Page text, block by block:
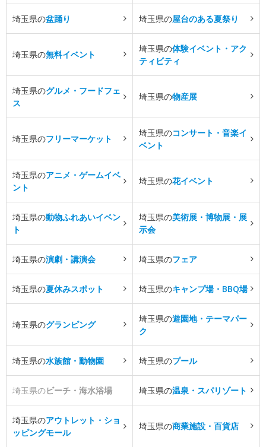
埼玉県の盆踊り 埼玉県の屋台のある夏祭り
埼玉県の無料イベント
埼玉県の体験イベント・アク
ティビティ
埼玉県のグルメ・フードフェ
ス
埼玉県の物産展
埼玉県のフリーマーケット
埼玉県のコンサート・音楽イ
ベント
埼玉県のアニメ・ゲームイベ
ント
埼玉県の花イベント
埼玉県の動物ふれあいイベン
ト
埼玉県の美術展・博物展・展
示会
埼玉県の演劇・講演会 埼玉県のフェア
埼玉県の夏休みスポット 埼玉県のキャンプ場・BBQ場
埼玉県のグランピング
埼玉県の遊園地・テーマパー
ク
埼玉県の水族館・動物園 埼玉県のプール
埼玉県のビーチ・海水浴場 埼玉県の温泉・スパリゾート
埼玉県のアウトレット・ショ
ッピングモール
埼玉県の商業施設・百貨店